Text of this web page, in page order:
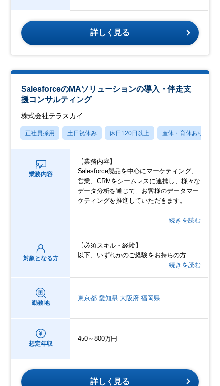
詳しく見る
SalesforceのMAソリューションの導入・伴走支
援コンサルティング
株式会社テラスカイ
正社員採用 土日祝休み 休日120日以上 産休・育休あり
業務内容
【業務内容】
Salesforce製品を中心にマーケティング、
営業、CRMをシームレスに連携し、様々な
データ分析を通じて、お客様のデータマー
ケティングを推進していただきます。
…続きを読む
対象となる方
【必須スキル・経験】
以下、いずれかのご経験をお持ちの方
…続きを読む
勤務地
東京都 愛知県 大阪府 福岡県
想定年収
450～800万円
詳しく見る